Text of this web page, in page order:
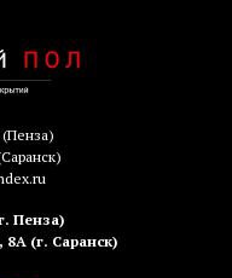
(Пенза)
Пенза)
8А (г. Саранск)